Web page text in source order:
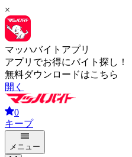
×
マッハバイトアプリ
アプリでお得にバイト探し！
無料ダウンロードはこちら
開く
0
キープ
メニュー